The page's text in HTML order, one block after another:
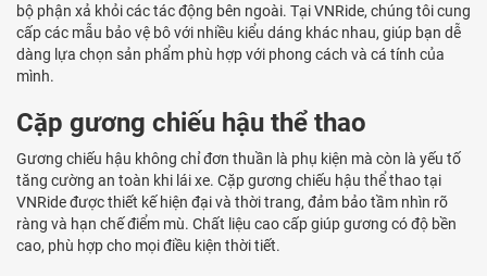
bộ phận xả khỏi các tác động bên ngoài. Tại VNRide, chúng tôi cung
cấp các mẫu bảo vệ bô với nhiều kiểu dáng khác nhau, giúp bạn dễ
dàng lựa chọn sản phẩm phù hợp với phong cách và cá tính của
mình.
Cặp gương chiếu hậu thể thao
Gương chiếu hậu không chỉ đơn thuần là phụ kiện mà còn là yếu tố
tăng cường an toàn khi lái xe. Cặp gương chiếu hậu thể thao tại
VNRide được thiết kế hiện đại và thời trang, đảm bảo tầm nhìn rõ
ràng và hạn chế điểm mù. Chất liệu cao cấp giúp gương có độ bền
cao, phù hợp cho mọi điều kiện thời tiết.